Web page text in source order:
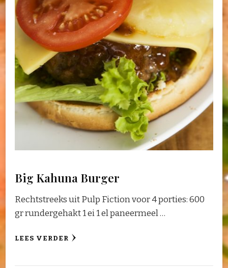
Big Kahuna Burger
Rechtstreeks uit Pulp Fiction voor 4 porties: 600
gr rundergehakt 1 ei 1 el paneermeel …
LEES VERDER